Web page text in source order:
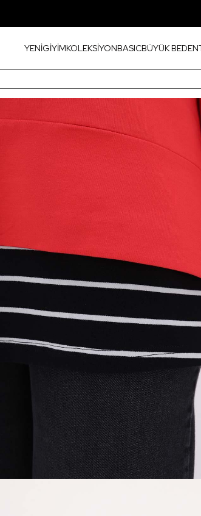
YENİGİYİMKOLEKSİYONBASICBÜYÜK BEDEN